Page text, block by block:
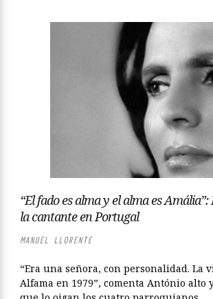
“El fado es alma y el alma es
la cantante en Portugal
MANUEL LLORENTE
“Era una señora, con personalidad. La
Alfama en 1979”, comenta António alto